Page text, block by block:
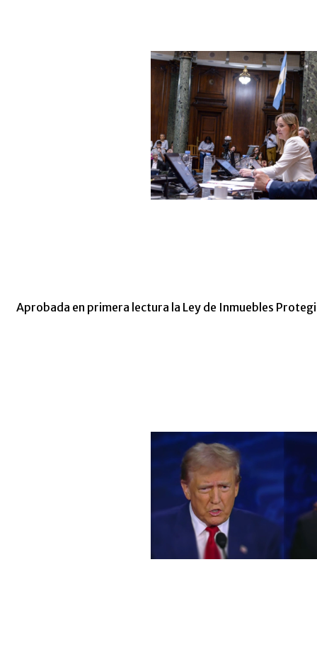
Aprobada en primera lectura la Ley de Inmuebles